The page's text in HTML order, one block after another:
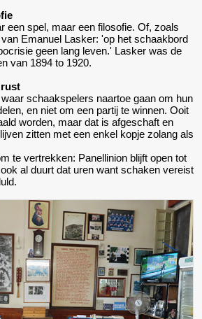
een spel, maar een filosofie. Of, zoals
Emanuel Lasker: 'op het schaakbord
geen lang leven.' Lasker was de
van 1894 to 1920.
schaakspelers naartoe gaan om hun
en niet om een partij te winnen. Ooit
worden, maar dat is afgeschaft en
zitten met een enkel kopje zolang als
te vertrekken: Panellinion blijft open tot
al duurt dat uren want schaken vereist